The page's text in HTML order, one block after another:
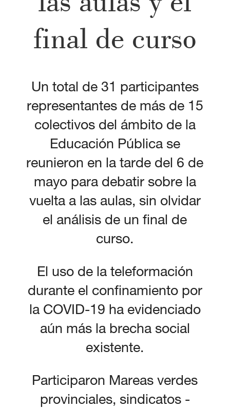
final de curso
Un total de 31 participantes
representantes de más de 15
colectivos del ámbito de la
Educación Pública se
reunieron en la tarde del 6 de
mayo para debatir sobre la
vuelta a las aulas, sin olvidar
el análisis de un final de
curso.
El uso de la teleformación
durante el confinamiento por
la COVID-19 ha evidenciado
aún más la brecha social
existente.
Participaron Mareas verdes
provinciales, sindicatos -